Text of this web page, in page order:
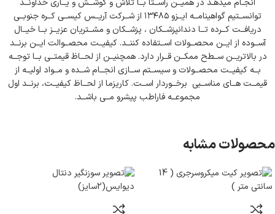
انجـام میدهـد در همیــن راســتا بــا تلاش و کوشــش و یــاری خداونــد
توانســتیم گواهینامــه ایــزو ۱۳۴۸۵ از شــرکت آریــس کیســی کــره جنوبــی
دریافــت کــرده تــا دندانپزشــکان ، پزشــکان و مشــتریان عزیــز بــا خیــال
آســوده از ایــن محصــولات اســتفاده کننــد. کیفیــت محصــوالت ایــن برنــد
در بالاتریــن ســطح ممکــن قــرار دارد. همچنیــن از لحــاظ قیمتــی بــا توجــه
بــه کیفیــت محصــولات و سیســتم ســازی انجــام شــده و مــواد اولیــه از
قیمــت هــای مناســبی برخــوردار اســت. کاریزما از لحــاظ کیفیــت، برنــد اول
مجموعــه فاراطب پیشرو مــی باشــد.
محصولات مشابه